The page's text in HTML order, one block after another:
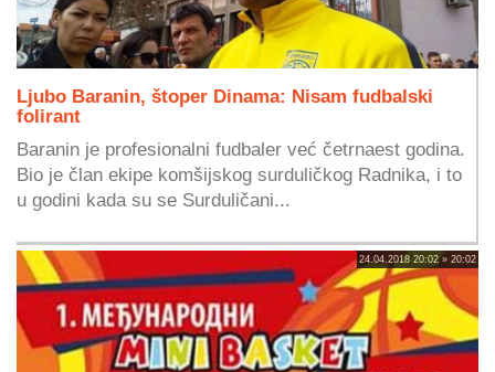
Ljubo Baranin, štoper Dinama: Nisam fudbalski
folirant
Baranin je profesionalni fudbaler već četrnaest godina.
Bio je član ekipe komšijskog surduličkog Radnika, i to
u godini kada su se Surduličani...
24.04.2018 20:02 » 20:02